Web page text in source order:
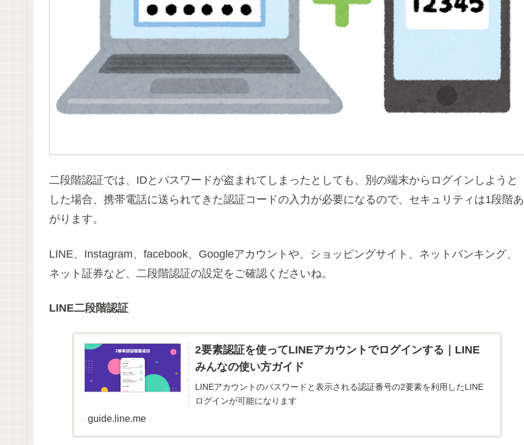
二段階認証では、IDとパスワードが盗まれてしまったとしても、別の端末からログインしようと
した場合、携帯電話に送られてきた認証コードの入力が必要になるので、セキュリティは1段階あ
がります。
LINE、Instagram、facebook、Googleアカウントや、ショッピングサイト、ネットバンキング、
ネット証券など、二段階認証の設定をご確認くださいね。
LINE二段階認証
2要素認証を使ってLINEアカウントでログインする｜LINE
みんなの使い方ガイド
LINEアカウントのパスワードと表示される認証番号の2要素を利用したLINE
ログインが可能になります
guide.line.me